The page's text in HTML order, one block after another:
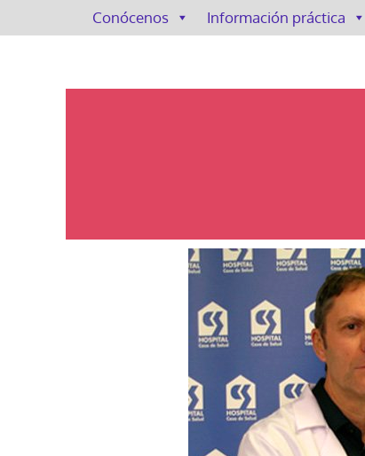
Conócenos Información práctica